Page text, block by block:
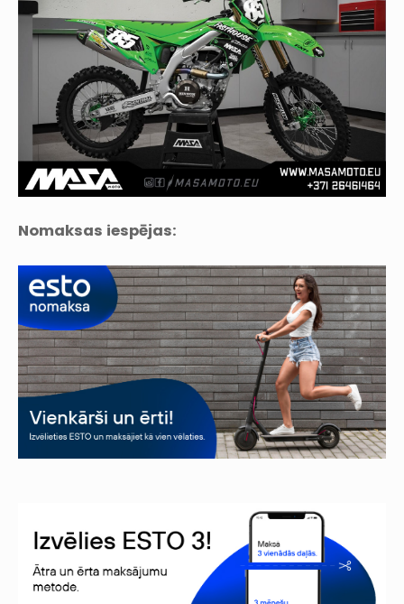
Nomaksas iespējas: